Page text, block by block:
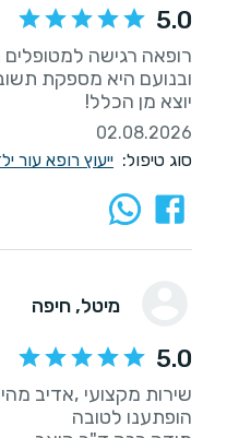
5.0
רופאה רגישה למטופלים
ובנועם היא מספקת
יוצא מן הכלל!
02.08.2026
סוג טיפול: ייעוץ רופא עור
מיטל, חיפה
5.0